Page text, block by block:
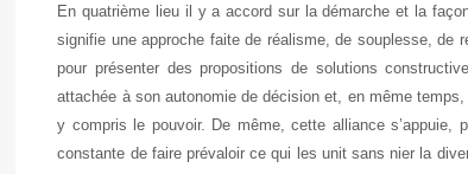
En quatrième lieu il y a accord sur la démarche et la
signifie une approche faite de réalisme, de souplesse, de
pour présenter des propositions de solutions
attachée à son autonomie de décision et, en même
y compris le pouvoir. De même, cette alliance
constante de faire prévaloir ce qui les unit sans nier la